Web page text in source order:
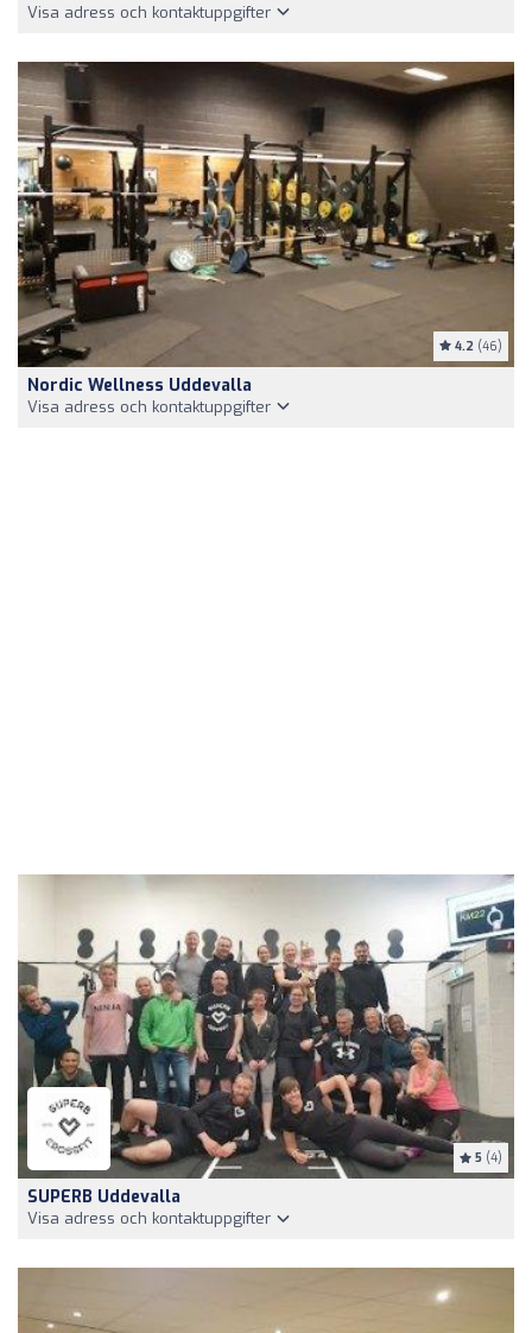
Visa adress och kontaktuppgifter
4.2 (46)
Nordic Wellness Uddevalla
Visa adress och kontaktuppgifter
5 (4)
SUPERB Uddevalla
Visa adress och kontaktuppgifter